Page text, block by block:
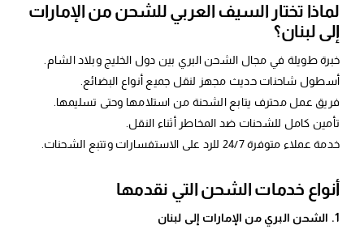
لماذا تختار السيف العربي للشحن من الإمارات
إلى لبنان؟
خبرة طويلة في مجال الشحن البري بين دول الخليج وبلاد الشام.
أسطول شاحنات حديث مجهز لنقل جميع أنواع البضائع.
فريق عمل محترف يتابع الشحنة من استلامها وحتى تسليمها.
تأمين كامل للشحنات ضد المخاطر أثناء النقل.
خدمة عملاء متوفرة 24/7 للرد على الاستفسارات وتتبع الشحنات.
أنواع خدمات الشحن التي نقدمها
1. الشحن البري من الإمارات إلى لبنان